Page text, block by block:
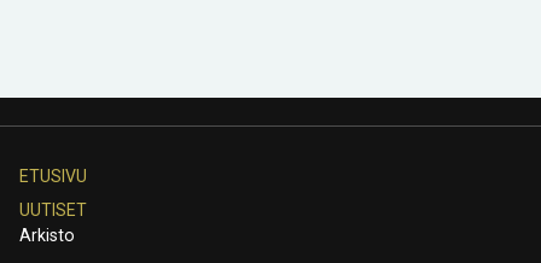
ETUSIVU
UUTISET
Arkisto